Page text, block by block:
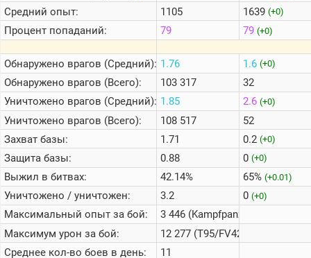
Средний опыт:
Процент попаданий:
Обнаружено врагов (Средний):
Обнаружено врагов (Всего):
Уничтожено врагов (Средний):
Уничтожено врагов (Всего):
Захват базы:
Защита базы:
Выжил в битвах:
Уничтожено / уничтожен:
Максимальный опыт за бой:
Максимум урон за бой:
Среднее кол-во боев в день:
1105
79
1.76
103 317
1.85
108 517
1.71
0.88
42.14%
3.2
3 446 (Kampfpanzer 07 RH)
12 277 (T95/FV4201 Chieftain)
11
1639 (+0)
79 (+0)
1.6 (+0)
32
2.6 (+0)
52
0.2 (+0)
0 (+0)
65% (+0.01)
0 (+0)